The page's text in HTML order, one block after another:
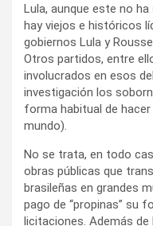
Lula, aunque este no
hay viejos e históricos
gobiernos Lula y
Otros partidos, entre
involucrados en esos
investigación los
forma habitual de
mundo).
No se trata, en todo
obras públicas que
brasileñas en grandes
pago de “propinas” su
licitaciones. Además